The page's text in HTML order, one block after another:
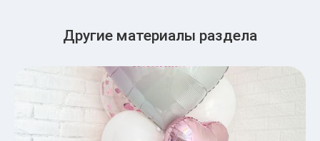
Другие материалы раздела